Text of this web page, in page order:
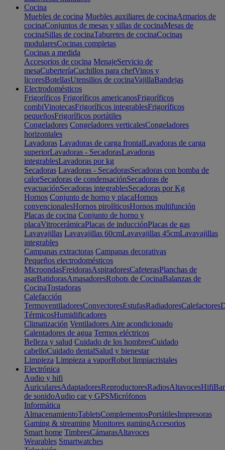
Cocina
Muebles de cocina Muebles auxiliares de cocinaArmarios de
cocinaConjuntos de mesas y sillas de cocinaMesas de
cocinaSillas de cocinaTaburetes de cocinaCocinas
modularesCocinas completas
Cocinas a medida
Accesorios de cocina MenajeServicio de
mesaCuberteríaCuchillos para chefVinos y
licoresBotellasUtensilios de cocinaVajillaBandejas
Electrodomésticos
Frigoríficos Frigoríficos americanosFrigoríficos
combiVinotecasFrigoríficos integrablesFrigoríficos
pequeñosFrigoríficos portátiles
Congeladores Congeladores verticalesCongeladores
horizontales
Lavadoras Lavadoras de carga frontalLavadoras de carga
superiorLavadoras - SecadorasLavadoras
integrablesLavadoras por kg
Secadoras Lavadoras - SecadorasSecadoras con bomba de
calorSecadoras de condensaciónSecadoras de
evacuaciónSecadoras integrablesSecadoras por Kg
Hornos Conjunto de horno y placaHornos
convencionalesHornos pirolíticosHornos multifunción
Placas de cocina Conjunto de horno y
placaVitrocerámicaPlacas de inducciónPlacas de gas
Lavavajillas Lavavajillas 60cmLavavajillas 45cmLavavajillas
integrables
Campanas extractoras Campanas decorativas
Pequeños electrodomésticos
MicroondasFreidorasAspiradoresCafeterasPlanchas de
asarBatidorasAmasadoresRobots de CocinaBalanzas de
CocinaTostadoras
Calefacción
TermoventiladoresConvectoresEstufasRadiadoresCalefactores
TérmicosHumidificadores
Climatización Ventiladores Aire acondicionado
Calentadores de agua Termos eléctricos
Belleza y salud Cuidado de los hombresCuidado
cabelloCuidado dentalSalud y bienestar
Limpieza Limpieza a vaporRobot limpiacristales
Electrónica
Audio y hifi
AuricularesAdaptadoresReproductoresRadiosAltavocesHifi
de sonidoAudio car y GPSMicrófonos
Informática
AlmacenamientoTabletsComplementosPortátilesImpresoras
Gaming & streaming Monitores gamingAccesorios
Smart home TimbresCámarasAltavoces
Wearables Smartwatches